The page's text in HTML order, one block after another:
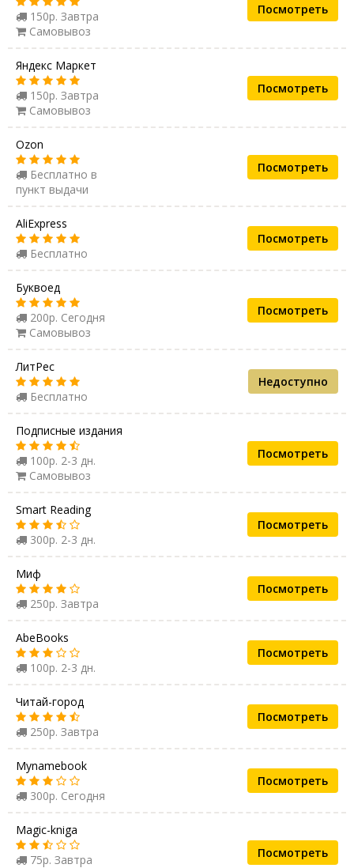
150р. Завтра
Самовывоз
Посмотреть
Яндекс Маркет
150р. Завтра
Самовывоз
Посмотреть
Ozon
Бесплатно в
пункт выдачи
Посмотреть
AliExpress
Бесплатно
Посмотреть
Буквоед
200р. Сегодня
Самовывоз
Посмотреть
ЛитРес
Бесплатно
Недоступно
Подписные издания
100р. 2-3 дн.
Самовывоз
Посмотреть
Smart Reading
300р. 2-3 дн.
Посмотреть
Миф
250р. Завтра
Посмотреть
AbeBooks
100р. 2-3 дн.
Посмотреть
Читай-город
250р. Завтра
Посмотреть
Mynamebook
300р. Сегодня
Посмотреть
Magic-kniga
75р. Завтра
Посмотреть